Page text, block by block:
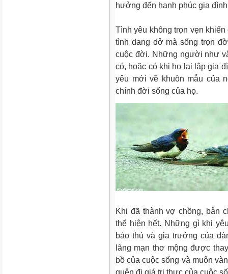
hưởng đến hạnh phúc gia
Tình yêu không trọn vẹn
tình dang dở mà sống trọn
cuộc đời. Những người như
có, hoặc có khi họ lại lập gia
yêu mới về khuôn mẫu của
chính đời sống của họ.
Khi đã thành vợ chồng, bản
thể hiện hết. Những gì khi
bảo thủ và gia trưởng của
lãng mạn thơ mộng được
bồ của cuộc sống và muôn
quên đi giá trị thực của cuộc